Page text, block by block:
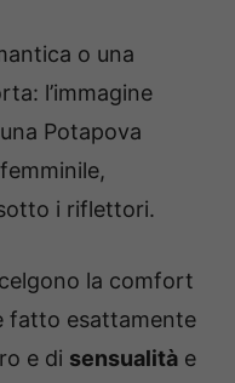
o una
l’immagine
Potapova
i riflettori.
la comfort
fatto esattamente
e di sensualità e